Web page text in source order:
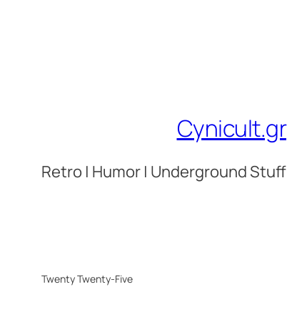
Cynicult.gr
Retro | Humor | Underground Stuff
Twenty Twenty-Five